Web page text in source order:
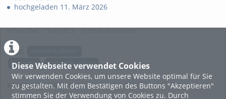
Diese Webseite verwendet Cookies
Wir verwenden Cookies, um unsere Website optimal für Sie
zu gestalten. Mit dem Bestätigen des Buttons "Akzeptieren"
stimmen Sie der Verwendung von Cookies zu. Durch
hochgeladen 11. März 2026
HISinONE - Schritt 3 - Immatrikulieren
Tags:
hisinone
immatrikulation
Kategorien: Allgemein